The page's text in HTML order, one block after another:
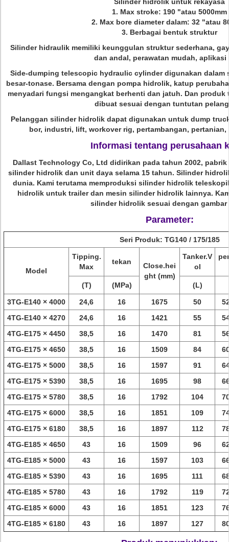
1. Max stroke: 190 "atau 5000mm
2. Max bore diameter dalam: 32 "atau
3. Berbagai bentuk struktur
Silinder hidraulikmemiliki keunggulan struktur sederhana,
dan andal, perawatan mudah, aplikasi
Side-dumping telescopic hydraulic cylinderdigunakan dalam
besar-tonase. Bersama dengan pompa hidrolik, katup
menyadari fungsi mengangkat berhenti dan jatuh. Dan
dibuat sesuai dengan tuntutan
Pelanggan silinder hidrolik dapat digunakan untuk dump
bor, industri, lift, workover rig, pertambangan,
Informasi tentang perusahaan
Dallast Technology Co, Ltd didirikan pada tahun 2002,
silinder hidrolik dan unit daya selama 15 tahun. Silinder
dunia. Kami terutama memproduksi silinder hidrolik
hidrolik untuk trailer dan mesin silinder hidrolik lainnya.
silinder hidrolik sesuai dengan gambar
Parameter:
Seri Produk: TG140 / 175/185
Model
Tipping.
Max
tekan
Close.hei
ght (mm)
Tanker.V
ol
(T) (MPa) (L)
3TG-E140 × 4000 24,6 16 1675 50
4TG-E140 × 4270
24,6 16 1421 55
4TG-E175 × 4450
38,5 16 1470 81
4TG-E175 × 4650
38,5 16 1509 84
4TG-E175 × 5000
38,5 16 1597 91
4TG-E175 × 5390
38,5 16 1695 98
4TG-E175 × 5780
38,5 16 1792 104
4TG-E175 × 6000
38,5 16 1851 109
4TG-E175 × 6180
38,5 16 1897 112
4TG-E185 × 4650
43 16 1509 96
4TG-E185 × 5000
43 16 1597 103
4TG-E185 × 5390
43 16 1695 111
4TG-E185 × 5780
43 16 1792 119
4TG-E185 × 6000
43 16 1851 123
4TG-E185 × 6180
43 16 1897 127